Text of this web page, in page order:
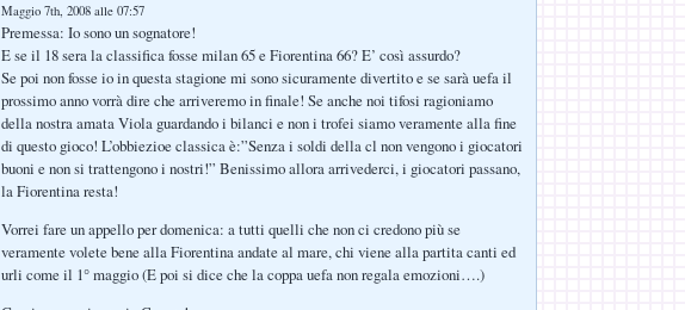
Maggio 7th, 2008 alle 07:57
Premessa: Io sono un sognatore!
E se il 18 sera la classifica fosse milan 65 e Fiorentina 66? E’ così assurdo?
Se poi non fosse io in questa stagione mi sono sicuramente divertito e se sarà uefa il
prossimo anno vorrà dire che arriveremo in finale! Se anche noi tifosi ragioniamo
della nostra amata Viola guardando i bilanci e non i trofei siamo veramente alla fine
di questo gioco! L’obbiezioe classica è:”Senza i soldi della cl non vengono i giocatori
buoni e non si trattengono i nostri!” Benissimo allora arrivederci, i giocatori passano,
la Fiorentina resta!
Vorrei fare un appello per domenica: a tutti quelli che non ci credono più se
veramente volete bene alla Fiorentina andate al mare, chi viene alla partita canti ed
urli come il 1° maggio (E poi si dice che la coppa uefa non regala emozioni….)